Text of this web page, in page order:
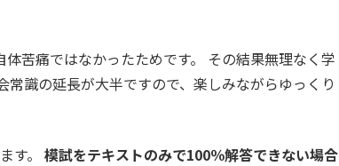
苦痛ではなかったためです。 その結果無理なく学
識の延長が大半ですので、楽しみながらゆっくり
す。 模試をテキストのみで100％解答できない場合